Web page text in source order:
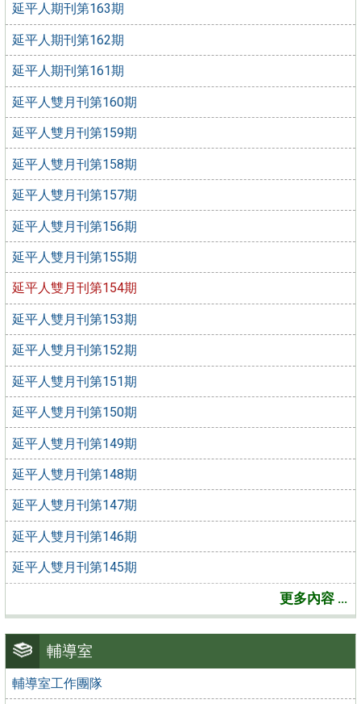
延平人期刊第163期
延平人期刊第162期
延平人期刊第161期
延平人雙月刊第160期
延平人雙月刊第159期
延平人雙月刊第158期
延平人雙月刊第157期
延平人雙月刊第156期
延平人雙月刊第155期
延平人雙月刊第154期
延平人雙月刊第153期
延平人雙月刊第152期
延平人雙月刊第151期
延平人雙月刊第150期
延平人雙月刊第149期
延平人雙月刊第148期
延平人雙月刊第147期
延平人雙月刊第146期
延平人雙月刊第145期
更多內容 ...
輔導室
輔導室工作團隊